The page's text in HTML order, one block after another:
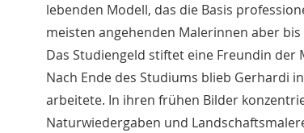
lebenden Modell, das die Basis
meisten angehenden Malerinnen aber
Das Studiengeld stiftet eine Freundin der
Nach Ende des Studiums blieb Gerhardi
arbeitete. In ihren frühen Bilder
Naturwiedergaben und